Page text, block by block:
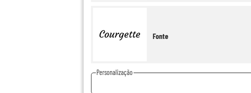
Fonte
Personalização